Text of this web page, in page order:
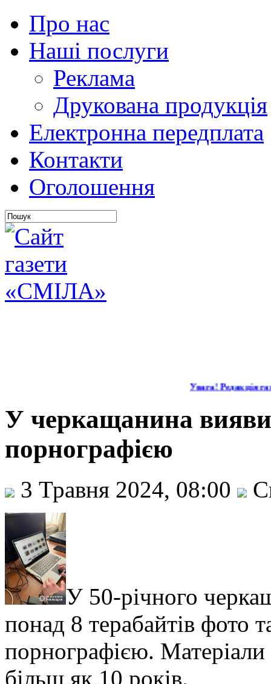
Про нас
Наші послуги
Реклама
Друкована продукція
Електронна передплата
Контакти
Оголошення
Увага! Редакція
У черкащанина
порнографією
3 Травня 2024, 08:00
У 50-річного
понад 8 терабайтів фото
порнографією. Матеріали
більш як 10 років.